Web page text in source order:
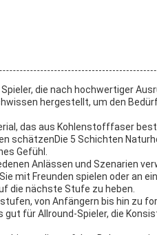
die nach hochwertiger
hergestellt, um den
das aus Kohlenstofffaser
schätzenDie 5 Schichten
Gefühl.
Anlässen und Szenarien
mit Freunden spielen oder an
die nächste Stufe zu heben.
von Anfängern bis hin zu
für Allround-Spieler, die